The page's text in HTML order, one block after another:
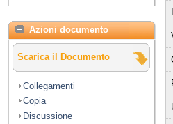
Azioni documento
Scarica il Documento
Collegamenti
Copia
Discussione